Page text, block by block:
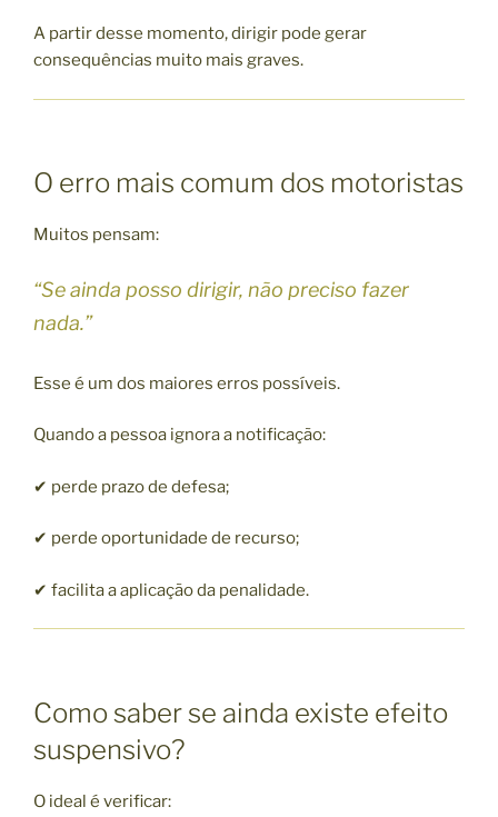
A partir desse momento, dirigir pode gerar
consequências muito mais graves.
O erro mais comum dos motoristas
Muitos pensam:
“Se ainda posso dirigir, não preciso fazer
nada.”
Esse é um dos maiores erros possíveis.
Quando a pessoa ignora a notificação:
✔ perde prazo de defesa;
✔ perde oportunidade de recurso;
✔ facilita a aplicação da penalidade.
Como saber se ainda existe efeito
suspensivo?
O ideal é verificar: